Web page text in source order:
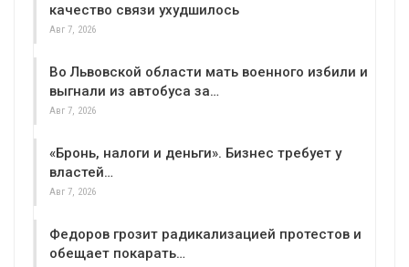
качество связи ухудшилось
Авг 7, 2026
Во Львовской области мать военного избили и
выгнали из автобуса за…
Авг 7, 2026
«Бронь, налоги и деньги». Бизнес требует у
властей…
Авг 7, 2026
Федоров грозит радикализацией протестов и
обещает покарать…